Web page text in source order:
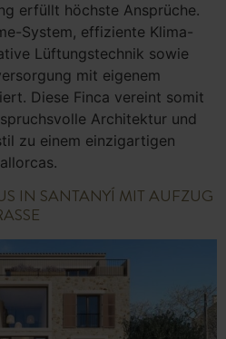
erfüllt höchste Ansprüche.
System, effiziente Klima-
Lüftungstechnik sowie
mit eigenem
Diese Finca vereint somit
Architektur und
zu einem einzigartigen
IN SANTANYÍ MIT AUFZUG